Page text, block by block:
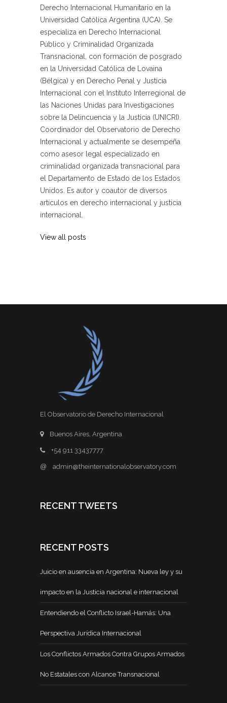
Derecho Internacional Humanitario en la
Universidad Católica Argentina (UCA). Se
especializa en Derecho Internacional
Público y Criminalidad Organizada
Transnacional, con formación de posgrado
en la Universidad Católica de Lovaina
(Bélgica) y en Derecho Penal y Justicia
Internacional con el Instituto Interregional de
las Naciones Unidas para Investigaciones
sobre la Delincuencia y la Justicia (UNICRI).
Coordinador del Observatorio de Derecho
Internacional y actualmente se desempeña
como asesor legal especializado en
criminalidad organizada transnacional para
el Departamento de Estado de los Estados
Unidos. Es autor y coautor de diversos
artículos en derecho internacional y justicia
internacional.
View all posts
El Observatorio de Derecho Internacional
Buenos Aires, Argentina
+54 911 33437777
@ admin@theinternationalobservatory.com
RECENT TWEETS
RECENT POSTS
Juicio en ausencia en Argentina: Nueva ley y su
impacto en la Justicia nacional e internacional
Entendiendo el Conflicto Israel-Hamás: Una
Perspectiva Jurídica Internacional
Los Conflictos Armados Contra Grupos Armados
No Estatales con Alcance Transnacional